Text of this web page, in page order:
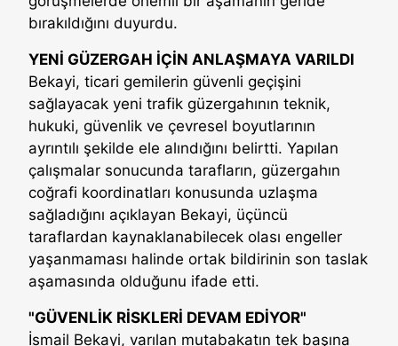
bırakıldığını duyurdu.
YENİ GÜZERGAH İÇİN ANLAŞMAYA VARILDI
Bekayi, ticari gemilerin güvenli geçişini
sağlayacak yeni trafik güzergahının teknik,
hukuki, güvenlik ve çevresel boyutlarının
ayrıntılı şekilde ele alındığını belirtti. Yapılan
çalışmalar sonucunda tarafların, güzergahın
coğrafi koordinatları konusunda uzlaşma
sağladığını açıklayan Bekayi, üçüncü
taraflardan kaynaklanabilecek olası engeller
yaşanmaması halinde ortak bildirinin son taslak
aşamasında olduğunu ifade etti.
"GÜVENLİK RİSKLERİ DEVAM EDİYOR"
İsmail Bekayi, varılan mutabakatın tek başına